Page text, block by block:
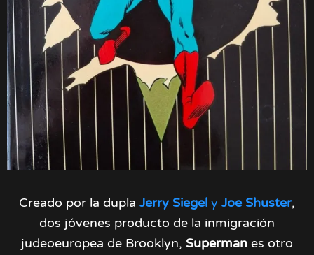
Creado por la dupla Jerry Siegel y Joe Shuster,
dos jóvenes producto de la inmigración
judeoeuropea de Brooklyn, Superman es otro